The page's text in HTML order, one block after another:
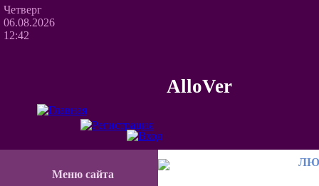
Четверг
06.08.2026
12:42
AlloVer
Меню сайта